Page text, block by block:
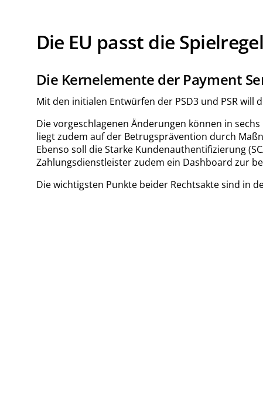
Die EU passt die
Die Kernelemente der Payment
Mit den initialen Entwürfen der PSD3 und PSR
Die vorgeschlagenen Änderungen können in
liegt zudem auf der Betrugsprävention durch
Ebenso soll die Starke Kundenauthentifizierung
Zahlungsdienstleister zudem ein Dashboard zur
Die wichtigsten Punkte beider Rechtsakte sind in